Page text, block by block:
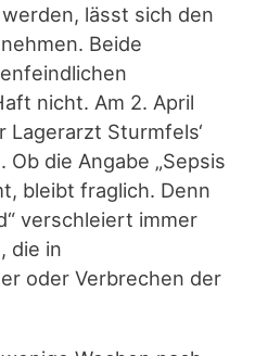
lässt sich den
Beide
nicht. Am 2. April
Sturmfels‘
die Angabe „Sepsis
bleibt fraglich. Denn
verschleiert immer
die in
oder Verbrechen der